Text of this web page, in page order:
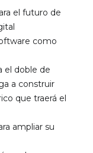
el futuro de
como
el doble de
a construir
que traerá el
ampliar su